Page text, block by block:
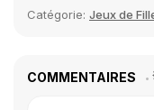
Catégorie: Jeux de
COMMENTAIRES